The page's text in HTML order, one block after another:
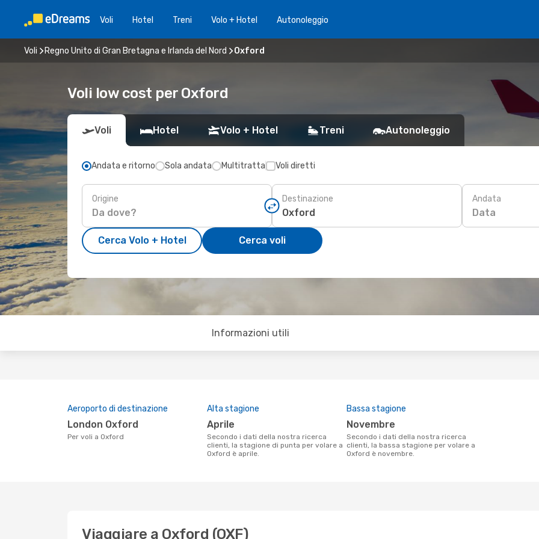
Voli Hotel Treni Volo + Hotel Autonoleggio
Voli Regno Unito di Gran Bretagna e Irlanda del Nord Oxford
Voli low cost per Oxford
Voli Hotel Volo + Hotel Treni Autonoleggio
Andata e ritorno Sola andata Multitratta Voli diretti
Origine Destinazione Andata
Data
Cerca Volo + Hotel Cerca voli
Informazioni utili
Aeroporto di destinazione
London Oxford
Per voli a Oxford
Alta stagione
aprile
Secondo i dati della nostra ricerca
clienti, la stagione di punta per volare a
Oxford è aprile.
Bassa stagione
novembre
Secondo i dati della nostra ricerca
clienti, la bassa stagione per volare a
Oxford è novembre.
Viaggiare a Oxford (OXF)